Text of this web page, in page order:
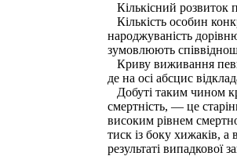
Кількісний розвиток
Кількість особин
народжуваність
зумовлюють
Криву виживання
де на осі абсцис
Добуті таким чином
смертність, — це
високим рівнем
тиск із боку хижаків,
результаті випадкової